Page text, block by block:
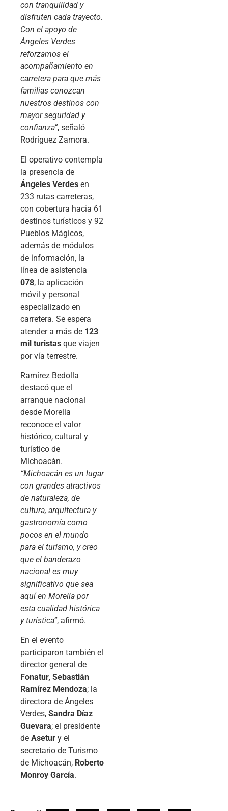
con tranquilidad y
disfruten cada trayecto.
Con el apoyo de
Ángeles Verdes
reforzamos el
acompañamiento en
carretera para que más
familias conozcan
nuestros destinos con
mayor seguridad y
confianza”, señaló
Rodríguez Zamora.
El operativo contempla
la presencia de
Ángeles Verdes en
233 rutas carreteras,
con cobertura hacia 61
destinos turísticos y 92
Pueblos Mágicos,
además de módulos
de información, la
línea de asistencia
078, la aplicación
móvil y personal
especializado en
carretera. Se espera
atender a más de 123
mil turistas que viajen
por vía terrestre.
Ramírez Bedolla
destacó que el
arranque nacional
desde Morelia
reconoce el valor
histórico, cultural y
turístico de
Michoacán.
“Michoacán es un lugar
con grandes atractivos
de naturaleza, de
cultura, arquitectura y
gastronomía como
pocos en el mundo
para el turismo, y creo
que el banderazo
nacional es muy
significativo que sea
aquí en Morelia por
esta cualidad histórica
y turística”, afirmó.
En el evento
participaron también el
director general de
Fonatur, Sebastián
Ramírez Mendoza; la
directora de Ángeles
Verdes, Sandra Díaz
Guevara; el presidente
de Asetur y el
secretario de Turismo
de Michoacán, Roberto
Monroy García.